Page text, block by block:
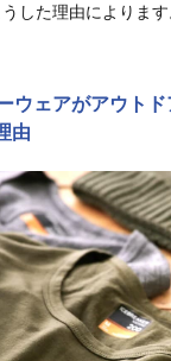
した理由によります
ウェアがアウト
由